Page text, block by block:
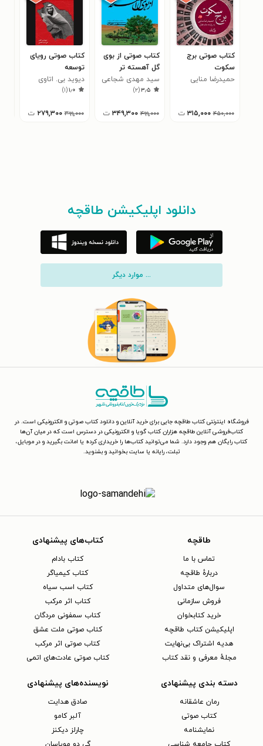
کتاب صوتی برج
سکوت
حمیدرضا منایی
۴۵۰,۰۰۰ ۳۱۵,۰۰۰ ت
کتاب صوتی از بوی
گل آهسته تر
سید مهدی شجاعی
۳٫۵(۲)
۴۹۹,۰۰۰ ۳۴۹,۳۰۰ ت
کتاب صوتی رویای
توسعه
دیوید بی. اتاوی
۱٫۰(۱)
۳۹۹,۰۰۰ ۲۷۹,۳۰۰ ت
دانلود اپلیکیشن طاقچه
... موارد دیگر
فروشگاه اینترنتی کتاب طاقچه جایی برای خرید آنلاین و دانلود کتاب صوتی و الکترونیکی است. در
کتاب‌فروشی آنلاین طاقچه هزاران کتاب گویا و الکترونیکی در دسترس است که در میان آن‌ها
کتاب رایگان هم وجود دارد. شما می‌توانید کتاب‌ها را خریداری کرده یا امانت بگیرید و در موبایل،
تبلت، رایانه یا سایت بخوانید و بشنوید.
طاقچه
تماس با ما
دربارهٔ طاقچه
سوال‌های متداول
فروش سازمانی
خرید کتابخوان
اپلیکیشن کتاب طاقچه
هدیه اشتراک بی‌نهایت
مجلهٔ معرفی و نقد کتاب
کتاب‌های پیشنهادی
کتاب بادام
کتاب کیمیاگر
کتاب اسب سیاه
کتاب اثر مرکب
کتاب سمفونی مردگان
کتاب صوتی ملت عشق
کتاب صوتی اثر مرکب
کتاب صوتی عادت‌های اتمی
دسته بندی پیشنهادی
رمان عاشقانه
کتاب‌ صوتی
نمایشنامه
نویسنده‌های پیشنهادی
صادق هدایت
آلبر کامو
چارلز دیکنز